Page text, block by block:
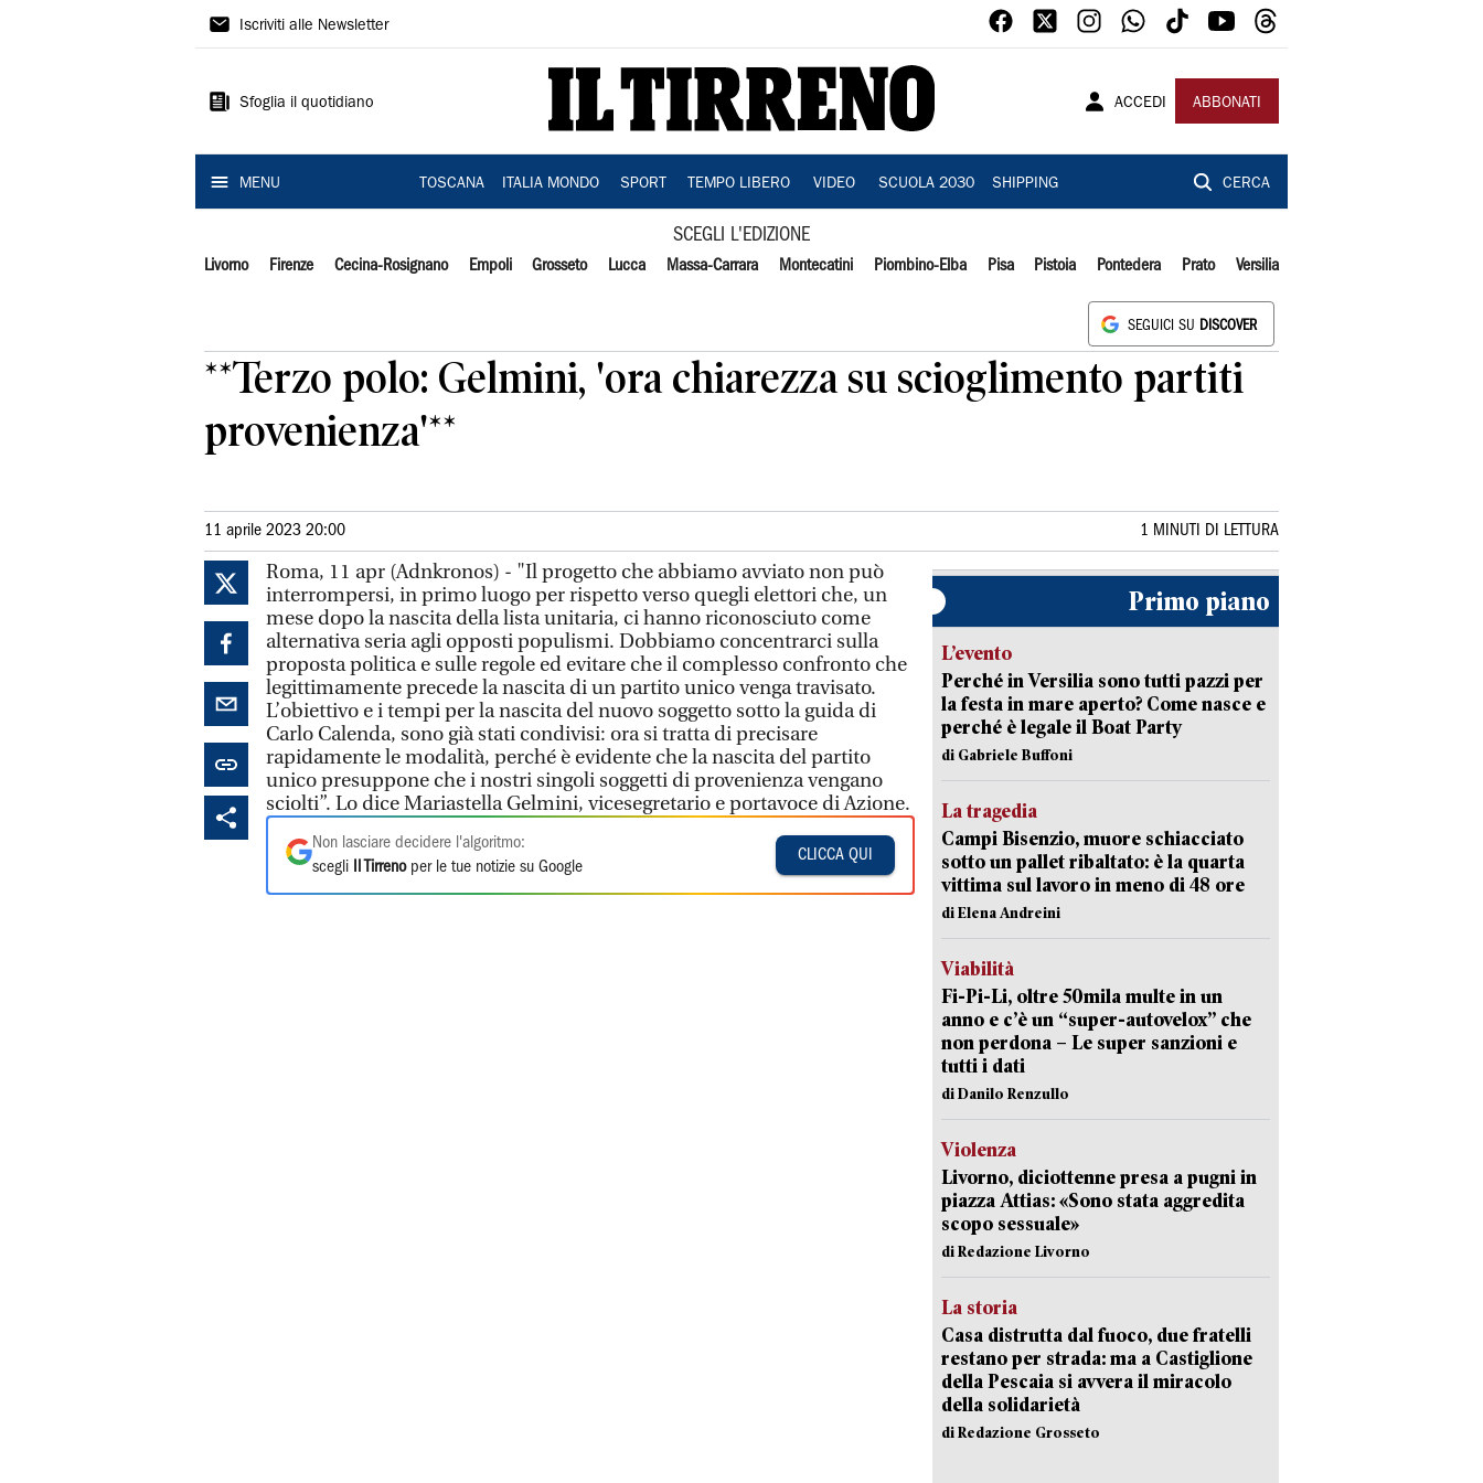
Il
Iscriviti alle Newsletter
Sfoglia il quotidiano ACCEDI ABBONATI
MENU TOSCANA ITALIA MONDO SPORT TEMPO LIBERO VIDEO SCUOLA 2030 SHIPPING CERCA
SCEGLI L'EDIZIONE
Livorno Firenze Cecina-Rosignano Empoli Grosseto Lucca Massa-Carrara Montecatini Piombino-Elba Pisa Pistoia Pontedera Prato Versilia
SEGUICI SU DISCOVER
**Terzo polo: Gelmini, 'ora chiarezza su scioglimento partiti
provenienza'**
11 aprile 2023 20:00 1 MINUTI DI LETTURA
Roma, 11 apr (Adnkronos) - "Il progetto che abbiamo avviato non può
interrompersi, in primo luogo per rispetto verso quegli elettori che, un
mese dopo la nascita della lista unitaria, ci hanno riconosciuto come
alternativa seria agli opposti populismi. Dobbiamo concentrarci sulla
proposta politica e sulle regole ed evitare che il complesso confronto che
legittimamente precede la nascita di un partito unico venga travisato.
L’obiettivo e i tempi per la nascita del nuovo soggetto sotto la guida di
Carlo Calenda, sono già stati condivisi: ora si tratta di precisare
rapidamente le modalità, perché è evidente che la nascita del partito
unico presuppone che i nostri singoli soggetti di provenienza vengano
sciolti”. Lo dice Mariastella Gelmini, vicesegretario e portavoce di Azione.
Non lasciare decidere l'algoritmo:
scegli
Il Tirrenoper le tue notizie su Google
CLICCA QUI
Primo piano
L’evento
Perché in Versilia sono tutti pazzi per
la festa in mare aperto? Come nasce e
perché è legale il Boat Party
di Gabriele Buffoni
La tragedia
Campi Bisenzio, muore schiacciato
sotto un pallet ribaltato: è la quarta
vittima sul lavoro in meno di 48 ore
di Elena Andreini
Viabilità
Fi-Pi-Li, oltre 50mila multe in un
anno e c’è un “super-autovelox” che
non perdona – Le super sanzioni e
tutti i dati
di Danilo Renzullo
Violenza
Livorno, diciottenne presa a pugni in
piazza Attias: «Sono stata aggredita
scopo sessuale»
di Redazione Livorno
La storia
Casa distrutta dal fuoco, due fratelli
restano per strada: ma a Castiglione
della Pescaia si avvera il miracolo
della solidarietà
di Redazione Grosseto